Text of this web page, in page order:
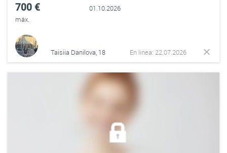
700 €
máx.
01.10.2026
Taisiia Danilova, 18 En línea: 22.07.2026